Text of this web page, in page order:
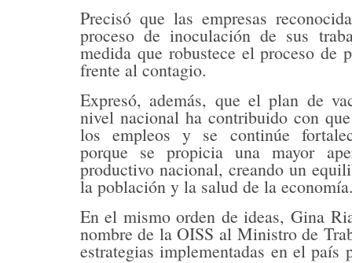
Precisó que las empresas
proceso de inoculación de sus
medida que robustece el proceso de
frente al contagio.
Expresó, además, que el plan de
nivel nacional ha contribuido con
los empleos y se continúe
porque se propicia una mayor
productivo nacional, creando un
la población y la salud de la
En el mismo orden de ideas, Gina
nombre de la OISS al Ministro de
estrategias implementadas en el país